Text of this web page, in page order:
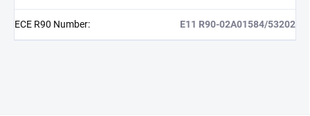
ECE R90 Number: E11 R90-02A01584/53202